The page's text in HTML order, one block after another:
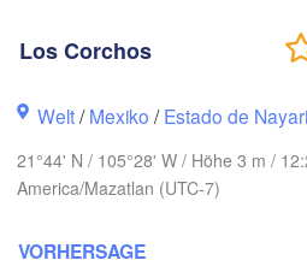
Los Corchos
Welt/Mexiko /Estado de
21°44' N / 105°28' W / Höhe 3 m /
America/Mazatlan (UTC-7)
VORHERSAGE
Obregón